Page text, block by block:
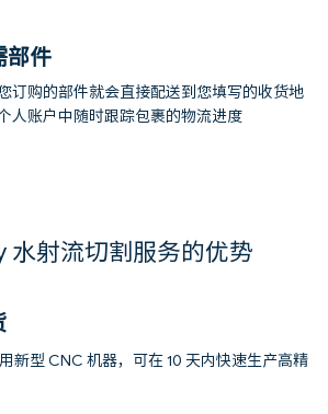
部件
订购的部件就会直接配送到您填写的收货地
人账户中随时跟踪包裹的物流进度
水射流切割服务的优势
新型 CNC 机器，可在 10 天内快速生产高精